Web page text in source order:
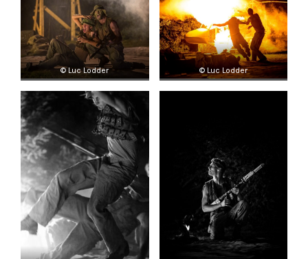
© Luc Lodder © Luc Lodder